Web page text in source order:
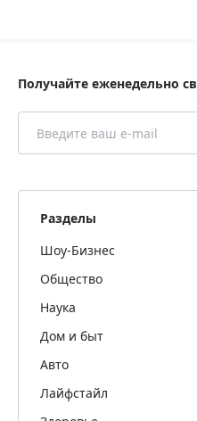
Получайте еженедельно
Разделы
Шоу-Бизнес
Общество
Наука
Дом и быт
Авто
Лайфстайл